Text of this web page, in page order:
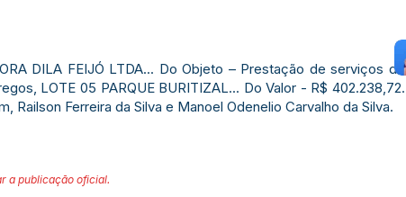
DILA FEIJÓ LTDA... Do Objeto – Prestação de serviços de
LOTE 05 PARQUE BURITIZAL... Do Valor - R$ 402.238,72.
Ferreira da Silva e Manoel Odenelio Carvalho da Silva.
a publicação oficial.